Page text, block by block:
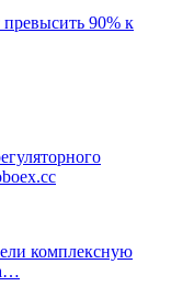
90% к
комплексную